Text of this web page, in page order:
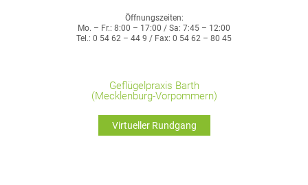
Öffnungszeiten:
Mo. – Fr.: 8:00 – 17:00 / Sa: 7:45 – 12:00
Tel.: 0 54 62 – 44 9 / Fax: 0 54 62 – 80 45
Geflügelpraxis Barth
(Mecklenburg-Vorpommern)
Virtueller Rundgang